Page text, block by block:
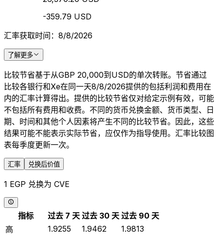
-359.79 USD
汇率获取时间：8/8/2026
了解更多
比较节省基于从GBP 20,000到USD的单次转账。节省通过
比较各银行和Xe在同一天8/8/2026提供的包括利润和费用在
内的汇率计算得出。提供的比较节省仅对给定示例有效，可能
不包括所有费用和收费。不同的货币兑换金额、货币类型、日
期、时间和其他个人因素将产生不同的比较节省。因此，这些
结果可能不能表示实际节省，应仅作为指导使用。汇率比较图
表每季度更新一次。
汇率 兑换后价值
1 EGP 兑换为 CVE
指标 过去 7 天 过去 30 天 过去 90 天
高
1.9255 1.9462
1.9813